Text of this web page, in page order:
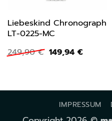
Liebeskind Chronograph
LT-0225-MC
249,90€ Ursprünglicher
Preis
149,94 €
IMPRESSUM